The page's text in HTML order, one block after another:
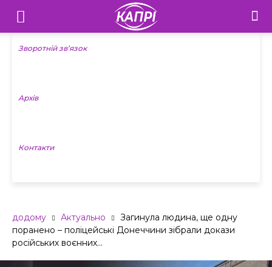
Телебачення
«Капрі»
Новини
Зворотній зв’язок
Архів
Контакти
додому Актуально
Загинула людина, ще одну
поранено – поліцейські Донеччини зібрали докази
російських воєнних...